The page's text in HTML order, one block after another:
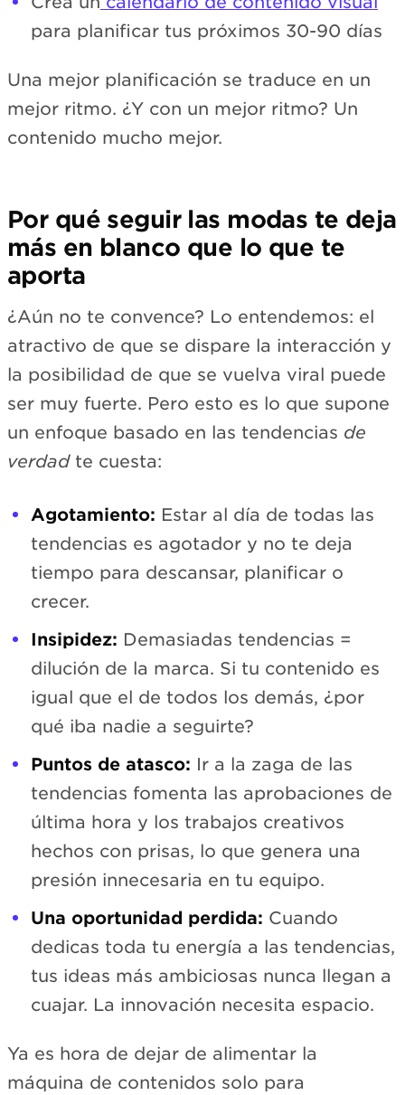
para planificar tus próximos 30-90 días
Una mejor planificación se traduce en un
mejor ritmo. ¿Y con un mejor ritmo? Un
contenido mucho mejor.
Por qué seguir las modas te deja
más en blanco que lo que te
aporta
¿Aún no te convence? Lo entendemos: el
atractivo de que se dispare la interacción y
la posibilidad de que se vuelva viral puede
ser muy fuerte. Pero esto es lo que supone
un enfoque basado en las tendencias de
verdadte cuesta:
Agotamiento: Estar al día de todas las
tendencias es agotador y no te deja
tiempo para descansar, planificar o
crecer.
Insipidez: Demasiadas tendencias =
dilución de la marca. Si tu contenido es
igual que el de todos los demás, ¿por
qué iba nadie a seguirte?
Puntos de atasco: Ir a la zaga de las
tendencias fomenta las aprobaciones de
última hora y los trabajos creativos
hechos con prisas, lo que genera una
presión innecesaria en tu equipo.
Una oportunidad perdida: Cuando
dedicas toda tu energía a las tendencias,
tus ideas más ambiciosas nunca llegan a
cuajar. La innovación necesita espacio.
Ya es hora de dejar de alimentar la
máquina de contenidos solo para